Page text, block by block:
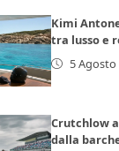
Kimi
tra lusso e
5 Agosto
Crutchlow
dalla